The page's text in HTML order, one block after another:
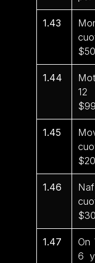
1.43
1.44
12
1.45
1.46
1.47
On
6 y